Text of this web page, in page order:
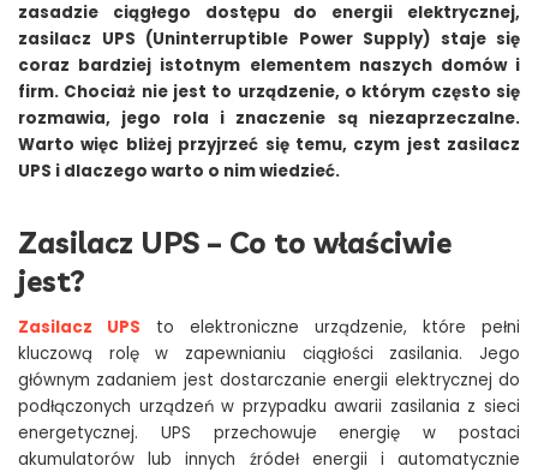
zasadzie ciągłego dostępu do energii elektrycznej,
zasilacz UPS (Uninterruptible Power Supply) staje się
coraz bardziej istotnym elementem naszych domów i
firm. Chociaż nie jest to urządzenie, o którym często się
rozmawia, jego rola i znaczenie są niezaprzeczalne.
Warto więc bliżej przyjrzeć się temu, czym jest zasilacz
UPS i dlaczego warto o nim wiedzieć.
Zasilacz UPS – Co to właściwie
jest?
Zasilacz UPS to elektroniczne urządzenie, które pełni
kluczową rolę w zapewnianiu ciągłości zasilania. Jego
głównym zadaniem jest dostarczanie energii elektrycznej do
podłączonych urządzeń w przypadku awarii zasilania z sieci
energetycznej. UPS przechowuje energię w postaci
akumulatorów lub innych źródeł energii i automatycznie